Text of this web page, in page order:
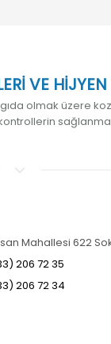
VE
olmak üzere
Mahallesi 622
206 72 35
206 72 34